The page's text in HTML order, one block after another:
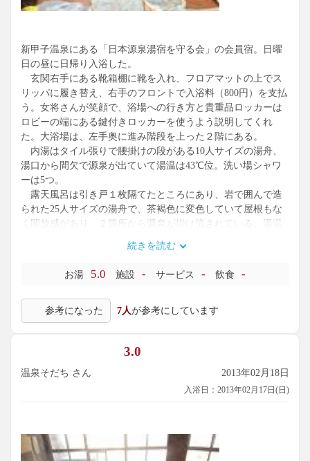
新甲子温泉にある「日本源泉湯宿を守る会」の会員宿。日曜
日の昼に日帰り入浴した。
玄関右手にある靴箱棚に靴を入れ、フロアマットの上でス
リッパに履き替え、右手のフロントで入浴料（800円）を支払
う。女将さんが笑顔で、浴場への行き方と貴重品ロッカーは
ロビーの端にある鍵付きロッカーを使うよう説明してくれ
た。大浴場は、左手奥に進み階段を上った２階にある。
内湯はタイル張りで腰掛けの段がある10人サイズの湯舟、
湯口から間欠で源泉が出ていて湯温は43℃位。洗い場シャワ
ーは5つ。
露天風呂は引き戸１枚隔てたところにあり、岩で囲んで造
られた25人サイズの湯舟で、茶褐色に変色していて屋根もな
く開放感があり、２箇所から源泉が掛け流されている。湯温
は41℃位、気温27℃位の夏の日射しを浴びて、トンボが飛ん
でいるのとブナの林を見ながらまったり出来た。
泉質は、黄褐色透明のナトリウム－硫酸塩・塩化物・炭酸
水素塩温泉。源泉温度が70℃と高いので、一旦貯湯タンクに
ためてから熱交換して供給しているとのこと。
続きを読む
お湯 5.0 施設 - サービス - 飲食 -
参考になった 7人が参考にしています
3.0
温泉そだち さん 2013年02月18日
入浴日：2013年02月17日(日)